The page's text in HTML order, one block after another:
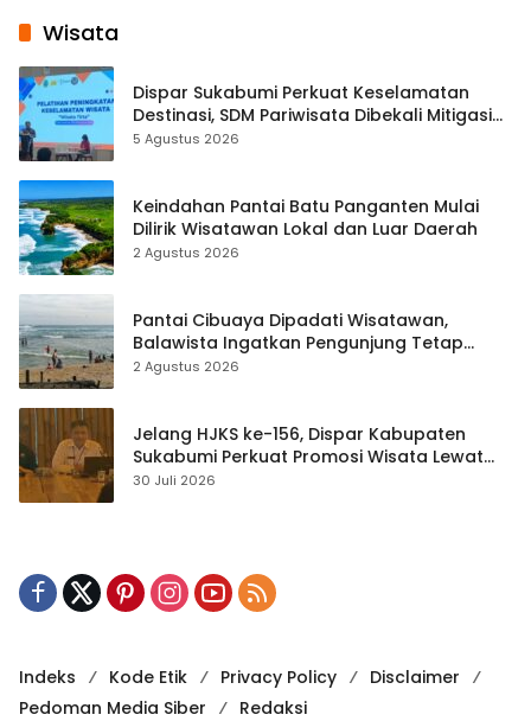
Wisata
Dispar Sukabumi Perkuat Keselamatan
Destinasi, SDM Pariwisata Dibekali Mitigasi
hingga Teknik Evakuasi
5 Agustus 2026
Keindahan Pantai Batu Panganten Mulai
Dilirik Wisatawan Lokal dan Luar Daerah
2 Agustus 2026
Pantai Cibuaya Dipadati Wisatawan,
Balawista Ingatkan Pengunjung Tetap
Waspada
2 Agustus 2026
Jelang HJKS ke-156, Dispar Kabupaten
Sukabumi Perkuat Promosi Wisata Lewat
Publikasi Digital
30 Juli 2026
Indeks Kode Etik Privacy Policy
Disclaimer
Pedoman Media Siber
Redaksi